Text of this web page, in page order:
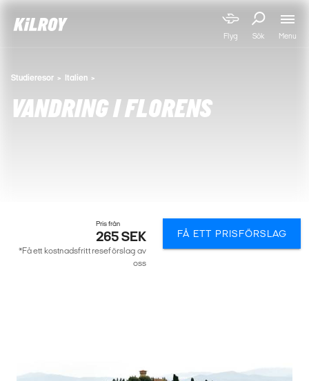
Flyg Sök Menu
Studieresor Italien
VANDRING I FLORENS
Pris från
265 SEK
*Få ett kostnadsfritt reseförslag av
oss
FÅ ETT PRISFÖRSLAG